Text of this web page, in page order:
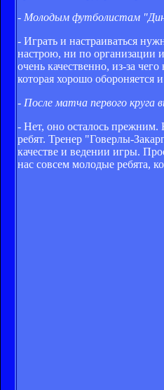
- Молодым футболистам
- Играть и настраиваться
настрою, ни по организации
очень качественно, из-за
которая хорошо обороняется
- После матча первого круга
- Нет, оно осталось
ребят. Тренер "Говерлы-
качестве и ведении игры.
нас совсем молодые ребята,